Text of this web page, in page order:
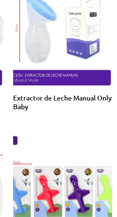
Extractor de Leche Manual Only
Baby